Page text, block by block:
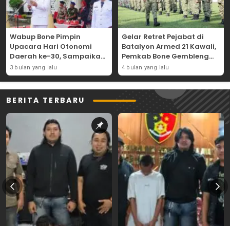
Wabup Bone Pimpin
Upacara Hari Otonomi
Daerah ke-30, Sampaikan
Amanat Mendagri
Wujudkan Asta Cita
3 bulan yang lalu
Gelar Retret Pejabat di
Batalyon Armed 21 Kawali,
Pemkab Bone Gembleng
Kedisiplinan Camat dan
Pimpinan OPD
4 bulan yang lalu
BERITA TERBARU